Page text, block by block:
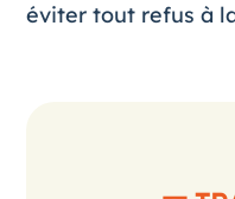
éviter tout refus à